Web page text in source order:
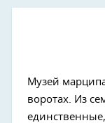
Музей
воротах. Из